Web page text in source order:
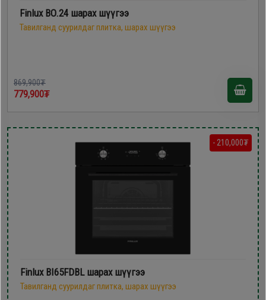
Finlux BO.24 шарах шүүгээ
Тавилганд суурилдаг плитка, шарах шүүгээ
869,900₮
779,900₮
- 210,000₮
Finlux BI65FDBL шарах шүүгээ
Тавилганд суурилдаг плитка, шарах шүүгээ